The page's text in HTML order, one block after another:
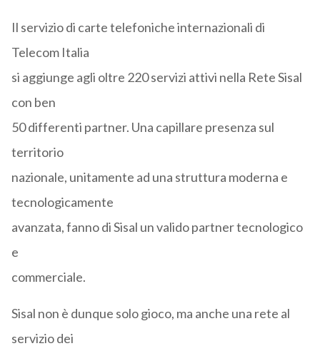
Il servizio di carte telefoniche internazionali di
Telecom Italia
si aggiunge agli oltre 220 servizi attivi nella Rete Sisal
con ben
50 differenti partner. Una capillare presenza sul
territorio
nazionale, unitamente ad una struttura moderna e
tecnologicamente
avanzata, fanno di Sisal un valido partner tecnologico
e
commerciale.
Sisal non è dunque solo gioco, ma anche una rete al
servizio dei